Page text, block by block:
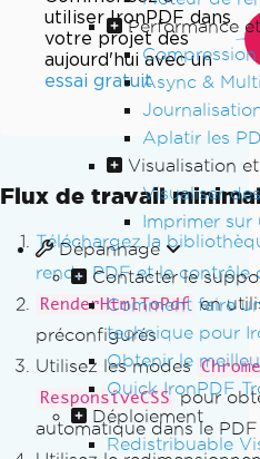
Performance
Async &
Aplatir les
Visualisation
Visualiser
Imprimer sur
Dépannage
Contacter le
Comment faire
technique pour
Obtenir le
Quick IronPDF
Déploiement
Redistribuable
utiliser IronPDF dans
votre projet dès
aujourd'hui avec un
essai gratuit
Flux de travail
Téléchargez la
rendu PDF et le contrôle
RenderHtmlToPdf en
préconfigurés
Utilisez les modes
ResponsiveCSS pour
automatique dans le PDF